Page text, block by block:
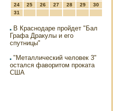
24
25 26 27 28 29
30
31
В Краснодаре пройдет "Бал
Графа Дракулы и его
спутницы"
"Металлический человек 3"
остался фаворитом проката
США